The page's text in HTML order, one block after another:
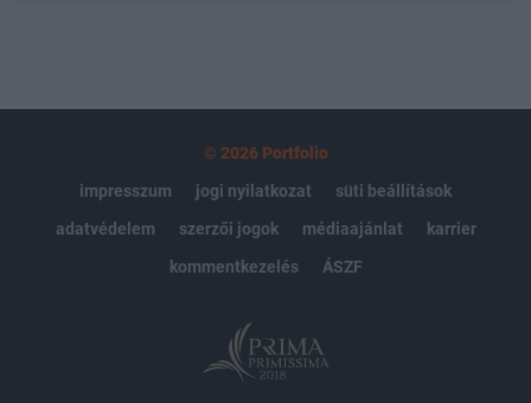
© 2026 Portfolio
impresszum
jogi nyilatkozat
süti beállítások
adatvédelem
szerzői jogok médiaajánlat
karrier
kommentkezelés
ÁSZF